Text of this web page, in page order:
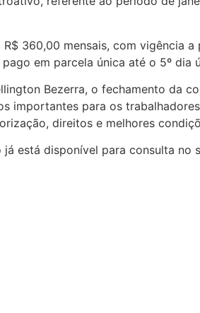
360,00 mensais, com vigência
em parcela única até o 5º dia
Bezerra, o fechamento da
importantes para os
direitos e melhores
está disponível para consulta no